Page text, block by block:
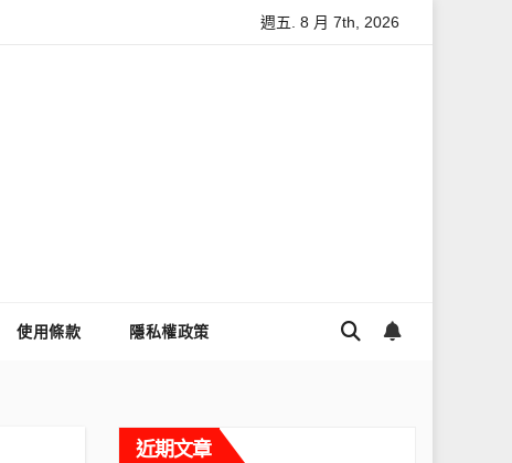
怎麼讓Threads流量變多？高效提升流量的完整教學
週五. 8 月 7th, 2026
使用條款 隱私權政策
近期文章